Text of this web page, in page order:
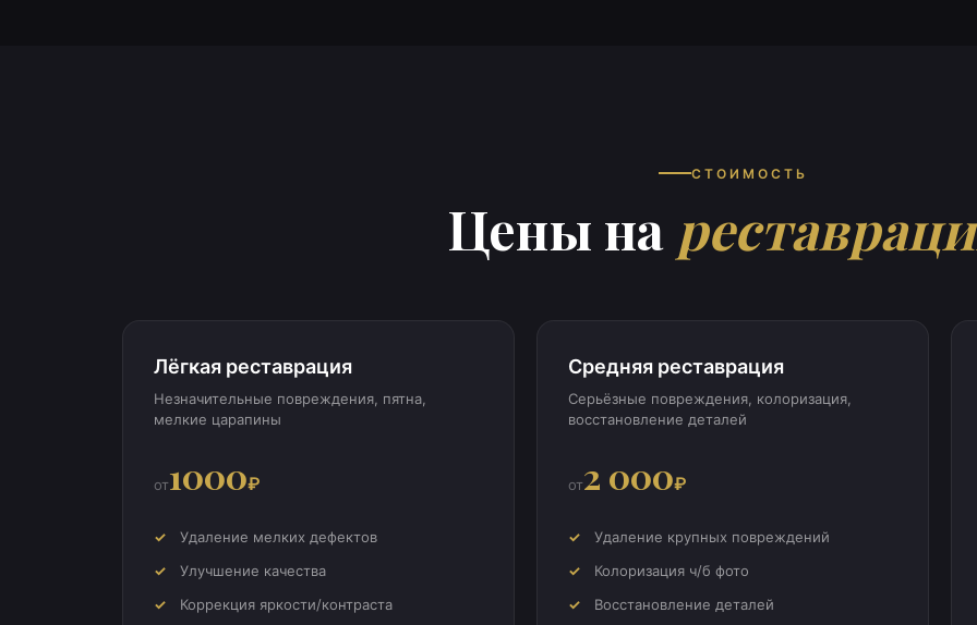
СТОИМОСТЬ
Цены на
Лёгкая реставрация
Незначительные повреждения, пятна,
мелкие царапины
от1000₽
Удаление мелких дефектов
Улучшение качества
Коррекция яркости/контраста
Средняя реставрация
Серьёзные повреждения, колоризация,
восстановление деталей
от2 000₽
Удаление крупных повреждений
Колоризация ч/б фото
Восстановление деталей